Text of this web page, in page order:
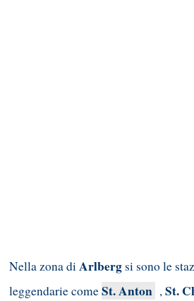
Nella zona diArlbergsi sono le
leggendarie comeSt. Anton ,St.